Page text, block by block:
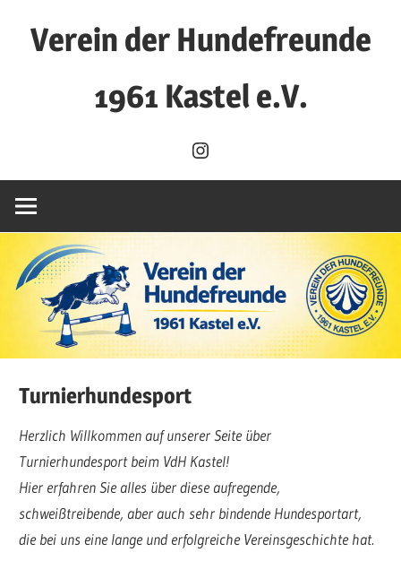
InhaltVerein der Hundefreunde
1961 Kastel e.V.
Hundefreunde
1961
Kastel
e.V.
Instagram
Turnierhundesport
Herzlich Willkommen auf unserer Seite über
Turnierhundesport beim VdH Kastel!
Hier erfahren Sie alles über diese aufregende,
schweißtreibende, aber auch sehr bindende Hundesportart,
die bei uns eine lange und erfolgreiche Vereinsgeschichte hat.